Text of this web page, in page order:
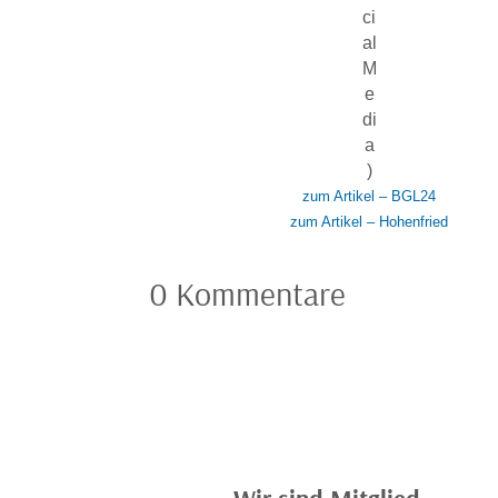
ci
al
M
e
di
a
)
zum Artikel – BGL24
zum Artikel – Hohenfried
0 Kommentare